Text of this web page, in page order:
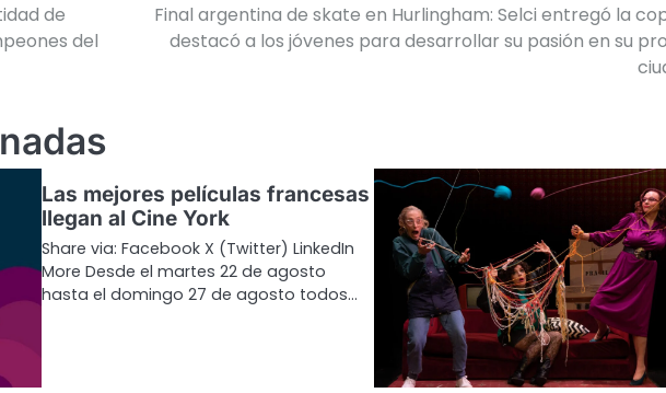
de
del
Final argentina de skate en Hurlingham: Selci entregó la
destacó a los jóvenes para desarrollar su pasión en su
Las mejores películas francesas
llegan al Cine York
Share via: Facebook X (Twitter) LinkedIn
More Desde el martes 22 de agosto
hasta el domingo 27 de agosto todos…